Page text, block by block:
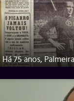
Há 75 anos,